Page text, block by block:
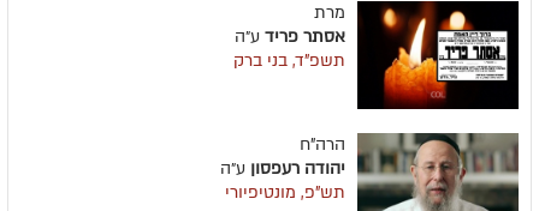
מרת
אסתר פריד ע״ה
תשפ"ד, בני ברק
הרה"ח
יהודה רעפסון ע״ה
תש"פ, מונטיפיורי